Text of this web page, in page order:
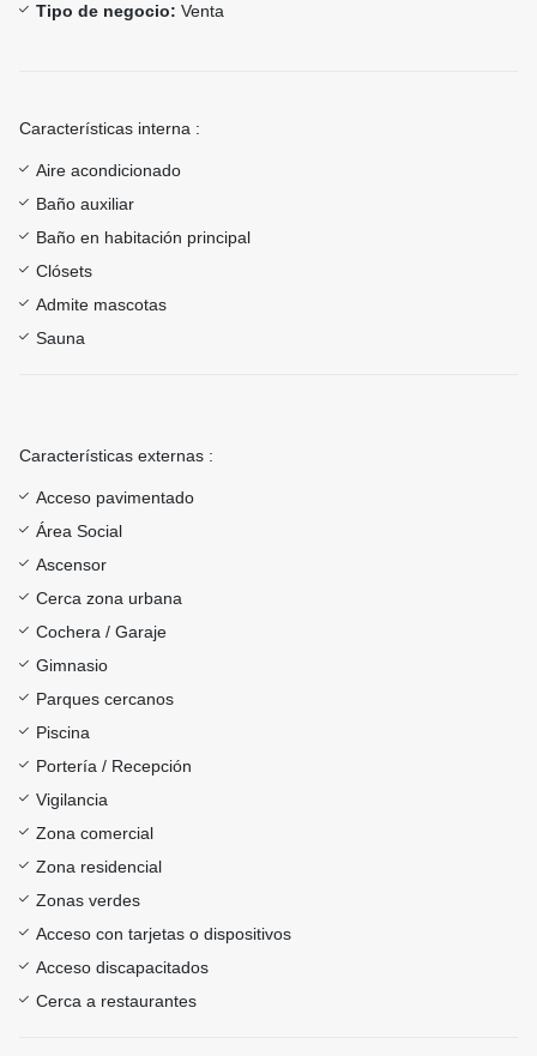
Tipo de negocio: Venta
Características interna :
Aire acondicionado
Baño auxiliar
Baño en habitación principal
Clósets
Admite mascotas
Sauna
Características externas :
Acceso pavimentado
Área Social
Ascensor
Cerca zona urbana
Cochera / Garaje
Gimnasio
Parques cercanos
Piscina
Portería / Recepción
Vigilancia
Zona comercial
Zona residencial
Zonas verdes
Acceso con tarjetas o dispositivos
Acceso discapacitados
Cerca a restaurantes